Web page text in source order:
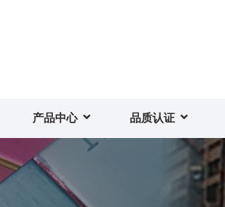
产品中心 品质认证